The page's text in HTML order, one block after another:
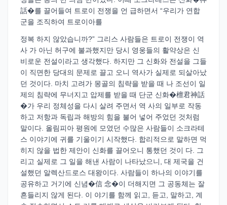
話�를 끌어들여 트로이 전쟁을 언 급하면서 “우리가 연합
군을 조직하여 트로이아를
정복 하지 않았습니까?” 그리스 사람들은 트로이 전쟁이 역
사 가 아닌 허구에 불과했지만 당시 영웅들의 활약상은 신
비로운 전설이라고 생각했다. 하지만 그 신화와 전설을 그들
이 직면한 당대의 문제로 끌고 오니 역사가 실제로 되살아났
던 것이다. 마치 고려가 몽골의 침략을 받을 때 나 조선이 일
제의 침략에 무너지고 압제를 받을 때 단군 신화�檀君神話
�가 우리 정체성을 다시 살려 주면서 역 사의 일부로 작동
하고 저항과 독립과 해방의 힘을 불어 넣어 주었던 것처럼
말이다. 올림피아 평원에 모였던 수많은 사람들이 소크라테
스 이야기에 귀를 기울이기 시작했다. 합리적으로 말하면 먹
히지 않을 법한 제안이 신화를 끌어오니 통했던 것이 다. 그
리고 실제로 그 일을 해낸 사람이 나타났으니, 대 제국을 건
설했던 알렉산드로스 대왕이다. 사람들이 하나의 이야기를
공유하고 거기에 신념�信 念�이 더해지면 그 공동체는 잘
흔들리지 않게 된다. 이 야기를 함께 읽고, 듣고, 말하고, 계